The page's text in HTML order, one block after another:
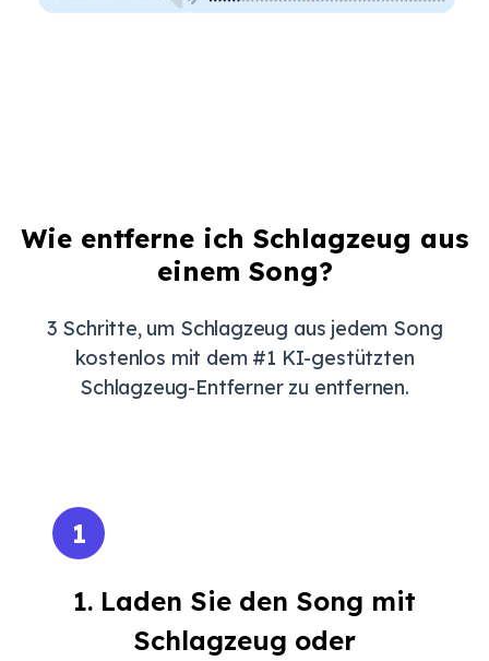
Wie entferne ich Schlagzeug aus
einem Song?
3 Schritte, um Schlagzeug aus jedem Song
kostenlos mit dem #1 KI-gestützten
Schlagzeug-Entferner zu entfernen.
1
1. Laden Sie den Song mit
Schlagzeug oder